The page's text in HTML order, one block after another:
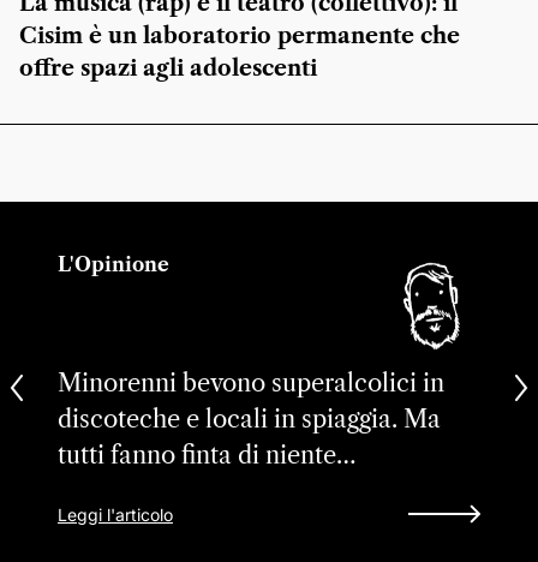
Cisim è un laboratorio permanente che
offre spazi agli adolescenti
L'Opinione
Minorenni bevono superalcolici in
discoteche e locali in spiaggia. Ma
tutti fanno finta di niente…
Leggi l'articolo